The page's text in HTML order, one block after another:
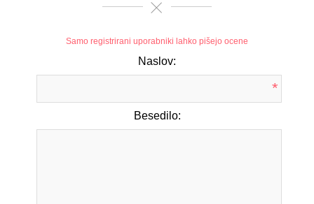
Samo registrirani uporabniki lahko pišejo ocene
Naslov:
*
Besedilo: